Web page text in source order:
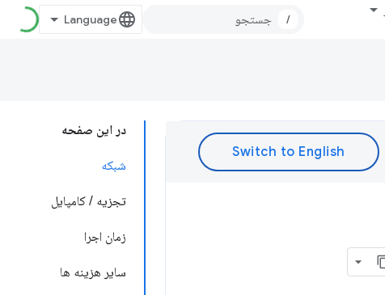
/
در این صفحه
شبکه
تجزیه / کامپایل
زمان اجرا
سایر هزینه ها